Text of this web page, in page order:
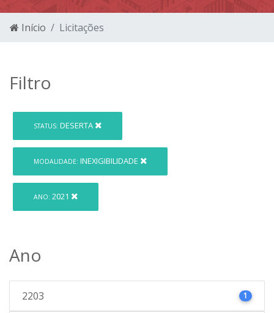
Início Licitações
Filtro
STATUS: DESERTA
MODALIDADE: INEXIGIBILIDADE
ANO: 2021
Ano
2203 1